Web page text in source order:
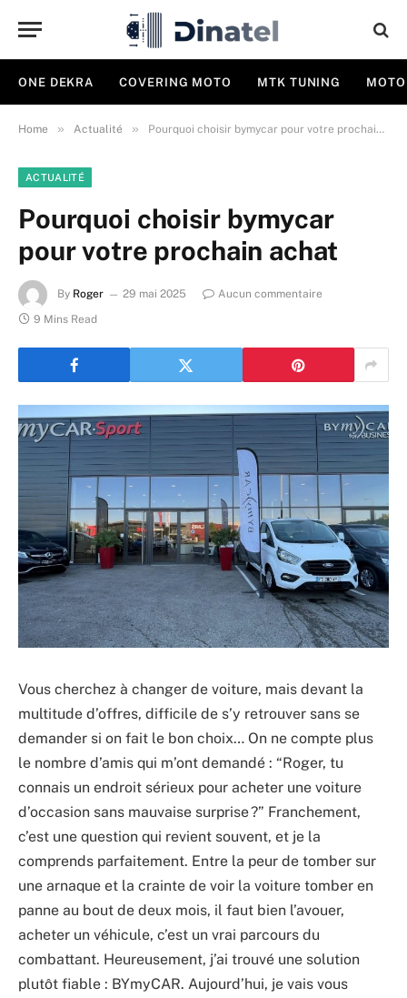
ONE DEKRA COVERING MOTO MTK TUNING
Home » Actualité » Pourquoi choisir bymycar pour votre prochain achat
ACTUALITÉ
Pourquoi choisir bymycar
pour votre prochain achat
By Roger 29 mai 2025
Aucun commentaire
9 Mins Read
Vous cherchez à changer de voiture, mais devant la
multitude d’offres, difficile de s’y retrouver sans se
demander si on fait le bon choix… On ne compte plus
le nombre d’amis qui m’ont demandé : “Roger, tu
connais un endroit sérieux pour acheter une voiture
d’occasion sans mauvaise surprise ?” Franchement,
c’est une question qui revient souvent, et je la
comprends parfaitement. Entre la peur de tomber sur
une arnaque et la crainte de voir la voiture tomber en
panne au bout de deux mois, il faut bien l’avouer,
acheter un véhicule, c’est un vrai parcours du
combattant. Heureusement, j’ai trouvé une solution
plutôt fiable : BYmyCAR. Aujourd’hui, je vais vous